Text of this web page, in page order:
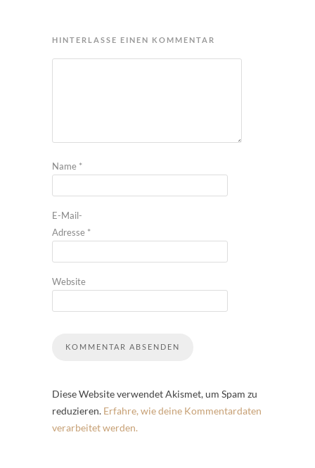
HINTERLASSE EINEN KOMMENTAR
Name *
E-Mail-
Adresse *
Website
Diese Website verwendet Akismet, um Spam zu
reduzieren. Erfahre, wie deine Kommentardaten
verarbeitet werden.